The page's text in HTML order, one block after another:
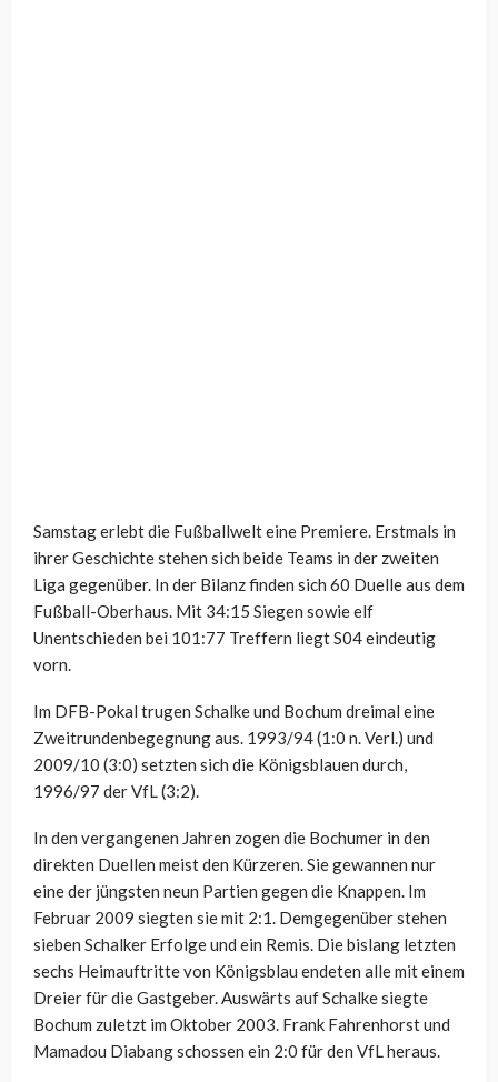
Samstag erlebt die Fußballwelt eine Premiere. Erstmals in
ihrer Geschichte stehen sich beide Teams in der zweiten
Liga gegenüber. In der Bilanz finden sich 60 Duelle aus dem
Fußball-Oberhaus. Mit 34:15 Siegen sowie elf
Unentschieden bei 101:77 Treffern liegt S04 eindeutig
vorn.
Im DFB-Pokal trugen Schalke und Bochum dreimal eine
Zweitrundenbegegnung aus. 1993/94 (1:0 n. Verl.) und
2009/10 (3:0) setzten sich die Königsblauen durch,
1996/97 der VfL (3:2).
In den vergangenen Jahren zogen die Bochumer in den
direkten Duellen meist den Kürzeren. Sie gewannen nur
eine der jüngsten neun Partien gegen die Knappen. Im
Februar 2009 siegten sie mit 2:1. Demgegenüber stehen
sieben Schalker Erfolge und ein Remis. Die bislang letzten
sechs Heimauftritte von Königsblau endeten alle mit einem
Dreier für die Gastgeber. Auswärts auf Schalke siegte
Bochum zuletzt im Oktober 2003. Frank Fahrenhorst und
Mamadou Diabang schossen ein 2:0 für den VfL heraus.